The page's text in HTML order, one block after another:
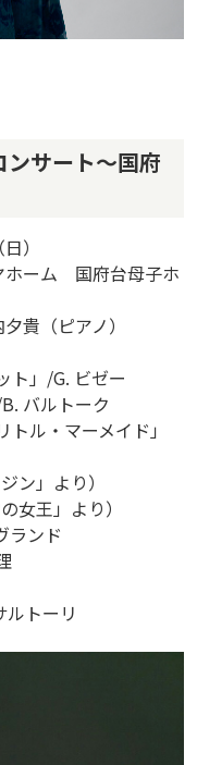
サート～国府
）
ーム 国府台母子ホ
貴（ピアノ）
ト」/G. ビゼー
バルトーク
ル・マーメイド」
ン」より）
女王」より）
ランド
トーリ